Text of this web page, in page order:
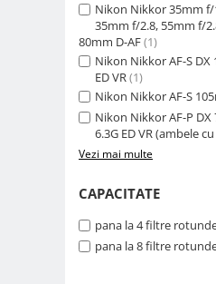
Accesorii camere video de
Accesorii drone
Acumulatori camere video
Lampi video
Stabilizatoare (Gimbal) / Steady
Accesorii diverse pt camere
Camere Video Cinematice
Nikon Nikkor 35mm f/
35mm f/2.8, 55mm f/
80mm D-AF(1)
Nikon Nikkor AF-S DX
ED VR(1)
Nikon Nikkor AF-S
Nikon Nikkor AF-P
6.3G ED VR (ambele
Vezi mai multe
CAPACITATE
pana la 4 filtre
pana la 8 filtre